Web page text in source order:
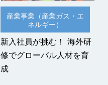
産業事業（産業ガス・エ
ネルギー）
新入社員が挑む！ 海外研
修でグローバル人材を育
成